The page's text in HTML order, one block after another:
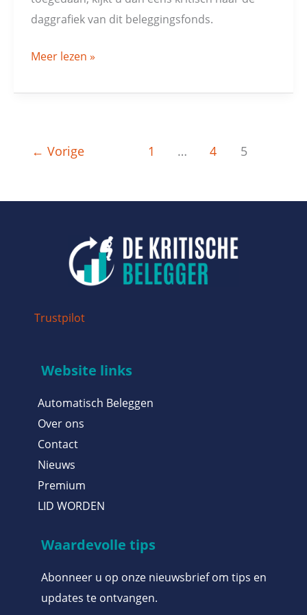
daggrafiek van dit beleggingsfonds.
Meer lezen »
← Vorige 1 … 4 5
Trustpilot
Website links
Automatisch Beleggen
Over ons
Contact
Nieuws
Premium
LID WORDEN
Waardevolle tips
Abonneer u op onze nieuwsbrief om tips en
updates te ontvangen.